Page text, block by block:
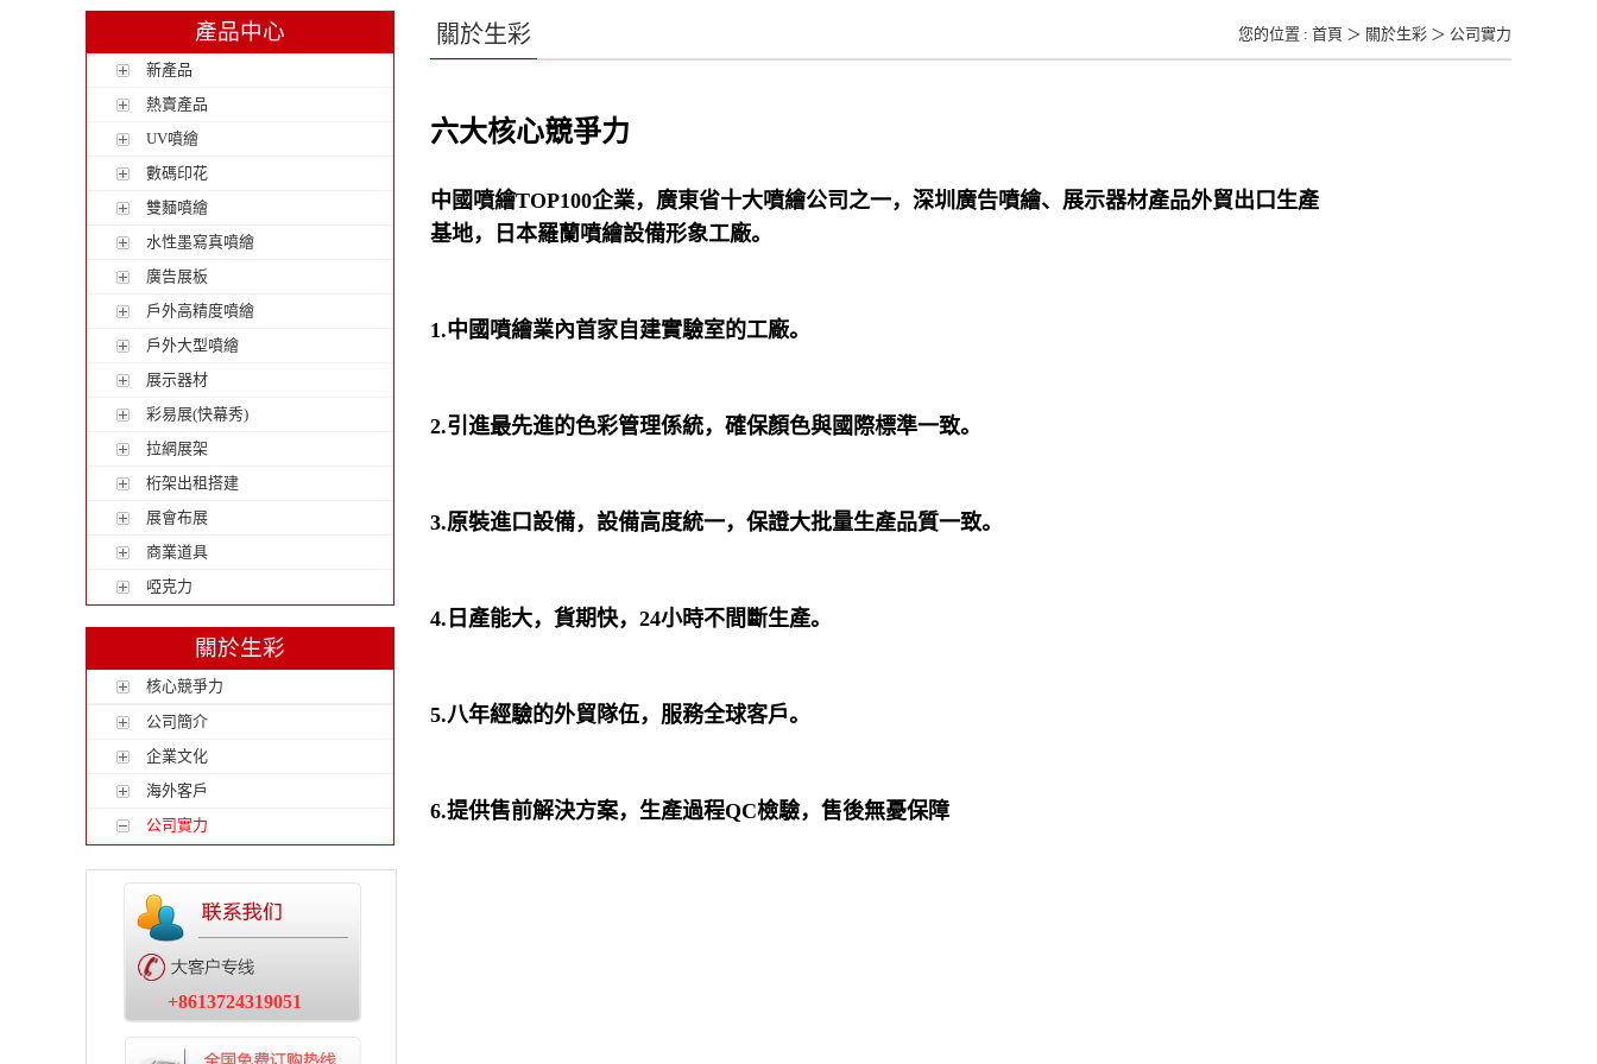
產品中心
新產品
熱賣產品
UV噴繪
數碼印花
雙麵噴繪
水性墨寫真噴繪
廣告展板
戶外高精度噴繪
戶外大型噴繪
展示器材
彩易展(快幕秀)
拉網展架
桁架出租搭建
展會布展
商業道具
啞克力
關於生彩
核心競爭力
公司簡介
企業文化
海外客戶
公司實力
+8613724319051
關於生彩 您的位置 : 首頁 ＞ 關於生彩 ＞ 公司實力
六大核心競爭力
中國噴繪TOP100企業，廣東省十大噴繪公司之一，深圳廣告噴繪、展示器材產品外貿出口生產
基地，
日本羅蘭噴繪設備形象工廠。
1.中國噴繪業內首家自建實驗室的工廠。
2.引進最先進的色彩管理係統，確保顏色與國際標準一致。
3.原裝進口設備，設備高度統一，保證大批量生產品質一致。
4.日產能大，貨期快， 24小時不間斷生產。
5.八年經驗的外貿隊伍，服務全球客戶。
6.提供售前解決方案，生產過程QC檢驗，售後無憂保障